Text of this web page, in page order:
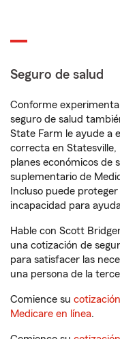
Seguro de salud
Conforme
seguro de salud
State Farm le ayude a
correcta en
planes económicos de
suplementario de
Incluso puede
incapacidad para
Hable con Scott
una cotización de
para satisfacer las
una persona de la
Comience su
Medicare en línea.